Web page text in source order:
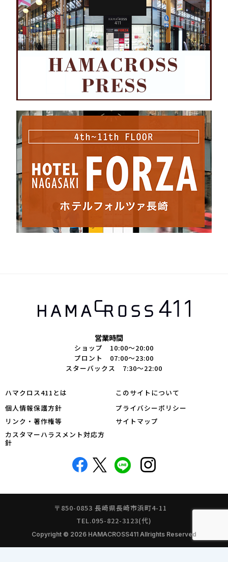
営業時間
ショップ 10:00～20:00
プロント 07:00～23:00
スターバックス 7:30～22:00
ハマクロス411とは
このサイトについて
個人情報保護方針
プライバシーポリシー
リンク・著作権等
サイトマップ
カスタマーハラスメント対応方
針
〒850-0853 長崎県長崎市浜町4-11
TEL.095-822-3123(代)
Copyright © 2026 HAMACROSS411 Allrights Reserved